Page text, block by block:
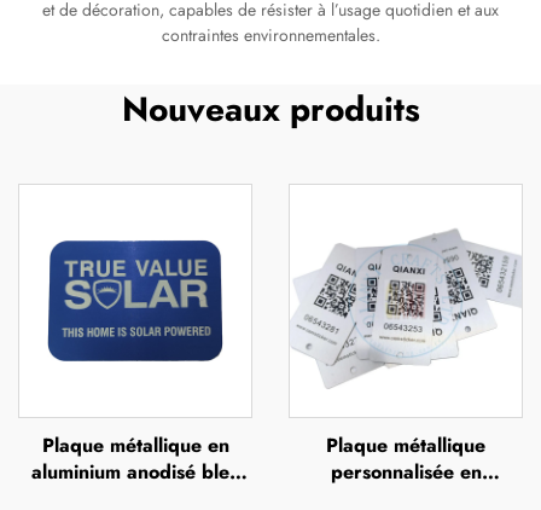
et de décoration, capables de résister à l’usage quotidien et aux
contraintes environnementales.
Nouveaux produits
Plaque métallique en
aluminium anodisé bleu
Plaque métallique
personnalisée en